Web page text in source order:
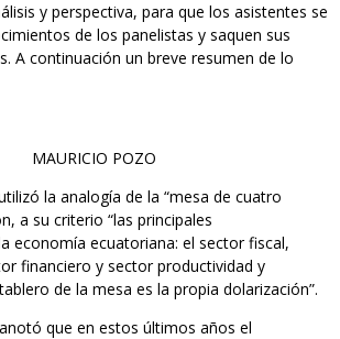
y perspectiva, para que los asistentes se
de los panelistas y saquen sus
A continuación un breve resumen de lo
MAURICIO POZO
la analogía de la “mesa de cuatro
a su criterio “las principales
economía ecuatoriana: el sector fiscal,
financiero y sector productividad y
de la mesa es la propia dolarización”.
que en estos últimos años el